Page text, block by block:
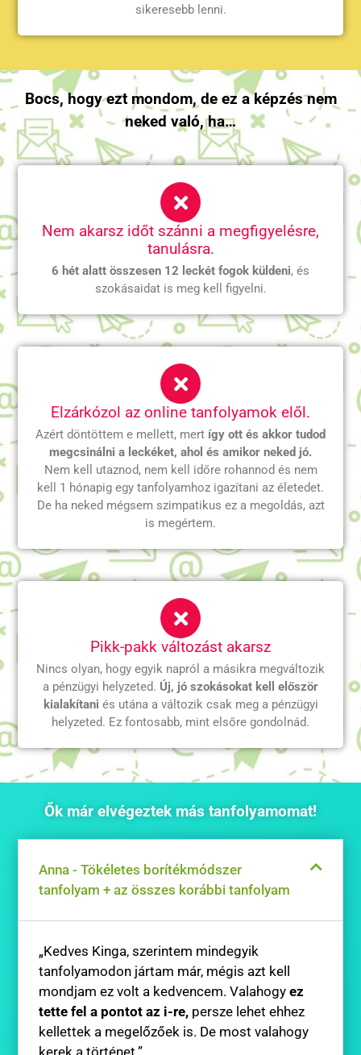
sikeresebb lenni.
Bocs, hogy ezt mondom, de ez a képzés nem
neked való, ha…
Nem akarsz időt szánni a megfigyelésre,
tanulásra.
6 hét alatt összesen 12 leckét fogok küldeni, és
szokásaidat is meg kell figyelni.
Elzárkózol az online tanfolyamok elől.
Azért döntöttem e mellett, mert így ott és akkor tudod
megcsinálni a leckéket, ahol és amikor neked jó.
Nem kell utaznod, nem kell időre rohannod és nem
kell 1 hónapig egy tanfolyamhoz igazítani az életedet.
De ha neked mégsem szimpatikus ez a megoldás, azt
is megértem.
Pikk-pakk változást akarsz
Nincs olyan, hogy egyik napról a másikra megváltozik
a pénzügyi helyzeted. Új, jó szokásokat kell először
kialakítani és utána a változik csak meg a pénzügyi
helyzeted. Ez fontosabb, mint elsőre gondolnád.
Ők már elvégeztek más tanfolyamomat!
Anna - Tökéletes borítékmódszer
tanfolyam + az összes korábbi tanfolyam
„Kedves Kinga, szerintem mindegyik
tanfolyamodon jártam már, mégis azt kell
mondjam ez volt a kedvencem. Valahogyez
tette fel a pontot az i-re, persze lehet ehhez
kellettek a megelőzőek is. De most valahogy